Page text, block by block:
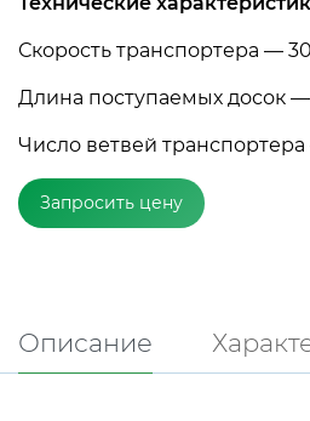
Скорость транспортера —
Длина поступаемых досок
Число ветвей
Запросить цену
Описание